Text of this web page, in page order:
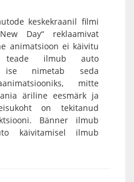
keskekraanil filmi
Day“ reklaamivat
animatsioon ei käivitu
teade ilmub auto
ise nimetab seda
mitte
äriline eesmärk ja
on tekitanud
Bänner ilmub
käivitamisel ilmub